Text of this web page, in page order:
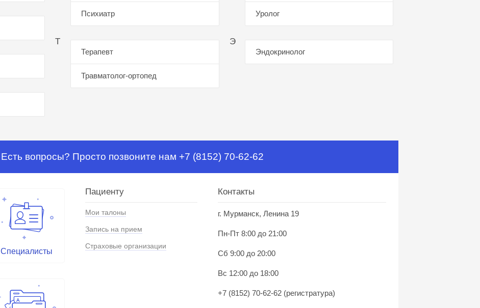
Психиатр
Т
Терапевт
Травматолог-ортопед
Уролог
Э
Эндокринолог
Есть вопросы? Просто позвоните нам +7 (8152) 70-62-62
Специалисты
Пациенту
Мои талоны
Запись на прием
Страховые организации
Контакты
г. Мурманск, Ленина 19
Пн-Пт 8:00 до 21:00
Сб 9:00 до 20:00
Вс 12:00 до 18:00
+7 (8152) 70-62-62 (регистратура)